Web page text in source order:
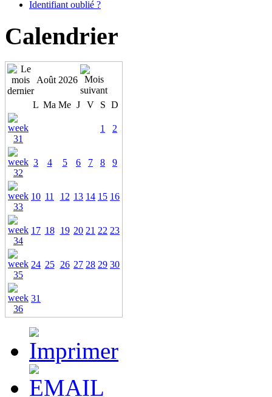
Identifiant oublié ?
Calendrier
Août 2026
L Ma Me J V S D
1 2
3 4 5 6 7 8 9
10 11 12 13 14 15 16
17 18 19 20 21 22 23
24 25 26 27 28 29 30
31